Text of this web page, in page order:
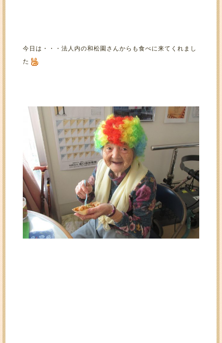
今日は・・・法人内の和松園さんからも食べに来てくれまし
た